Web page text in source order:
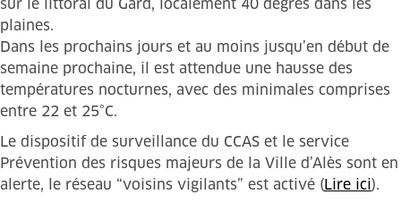
sur le littoral du Gard, localement 40 degrés dans les
plaines.
Dans les prochains jours et au moins jusqu’en début de
semaine prochaine, il est attendue une hausse des
températures nocturnes, avec des minimales comprises
entre 22 et 25°C.
Le dispositif de surveillance du CCAS et le service
Prévention des risques majeurs de la Ville d’Alès sont en
alerte, le réseau “voisins vigilants” est activé (Lire ici).